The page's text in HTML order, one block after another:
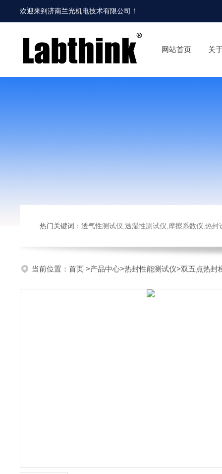
欢迎来到济南兰光机电技术有限公司 ！
网站首页 关
热门关键词： 透气性测试仪,透湿性测试仪,摩擦系数仪,热封试验仪,
当前位置： 首页 >产品中心>热封性能测试仪>双五点热封